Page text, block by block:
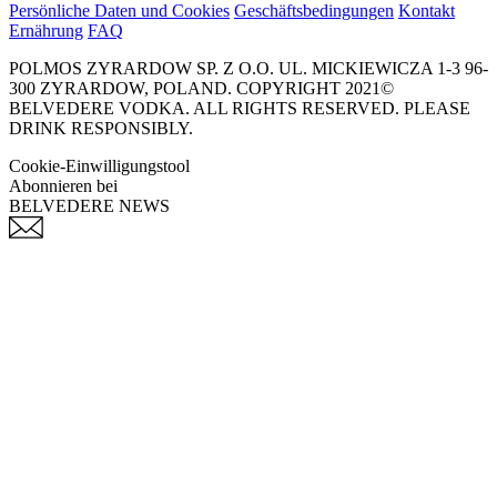
Persönliche Daten und Cookies Geschäftsbedingungen Kontakt
Ernährung FAQ
POLMOS ZYRARDOW SP. Z O.O. UL. MICKIEWICZA 1-3 96-
300 ZYRARDOW, POLAND. COPYRIGHT 2021©
BELVEDERE VODKA. ALL RIGHTS RESERVED. PLEASE
DRINK RESPONSIBLY.
Cookie-Einwilligungstool
Abonnieren bei
BELVEDERE NEWS